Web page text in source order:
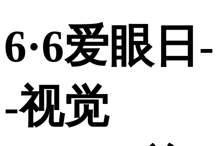
6·6爱眼日-
-视觉